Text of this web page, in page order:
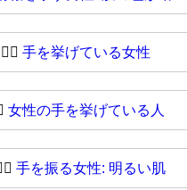
💁‍♀️ 手を挙げている女性
女性の手を挙げている人
手を振る女性: 明るい肌